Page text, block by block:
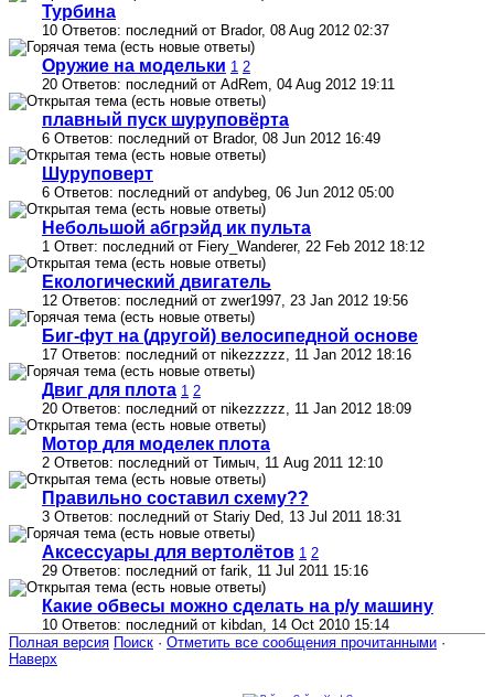
Турбина
10 Ответов: последний от Brador, 08 Aug 2012 02:37
Оружие на модельки 1 2
20 Ответов: последний от AdRem, 04 Aug 2012 19:11
плавный пуск шуруповёрта
6 Ответов: последний от Brador, 08 Jun 2012 16:49
Шуруповерт
6 Ответов: последний от andybeg, 06 Jun 2012 05:00
Небольшой абгрэйд ик пульта
1 Ответ: последний от Fiery_Wanderer, 22 Feb 2012 18:12
Екологический двигатель
12 Ответов: последний от zwer1997, 23 Jan 2012 19:56
Биг-фут на (другой) велосипедной основе
17 Ответов: последний от nikezzzzz, 11 Jan 2012 18:16
Двиг для плота 1 2
20 Ответов: последний от nikezzzzz, 11 Jan 2012 18:09
Мотор для моделек плота
2 Ответов: последний от Тимыч, 11 Aug 2011 12:10
Правильно составил схему??
3 Ответов: последний от Stariy Ded, 13 Jul 2011 18:31
Аксессуары для вертолётов 1 2
29 Ответов: последний от farik, 11 Jul 2011 15:16
Какие обвесы можно сделать на р/у машину
10 Ответов: последний от kibdаn, 14 Oct 2010 15:14
Полная версия Поиск · Отметить все сообщения прочитанными ·
Наверх